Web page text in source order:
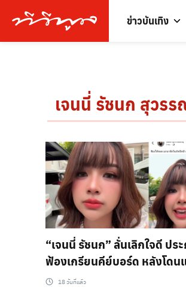
ข่าวบันเทิง
เจนนี่ รัชนก สุวรร
“เจนนี่ รัชนก” ลั่นเลิกใจดี ปร
ฟ้องเกรียนคีย์บอร์ด หลังโดน
คนดังร่วมงานวันเกิด
18 วันที่แล้ว